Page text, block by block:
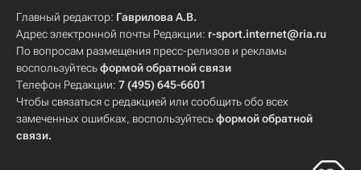
Главный редактор: Гаврилова А.В.
Адрес электронной почты Редакции: r-sport.internet@ria.ru
По вопросам размещения пресс-релизов и рекламы
воспользуйтесьформой обратной связи
Телефон Редакции: 7 (495) 645-6601
Чтобы связаться с редакцией или сообщить обо всех
замеченных ошибках, воспользуйтесьформой обратной
связи.